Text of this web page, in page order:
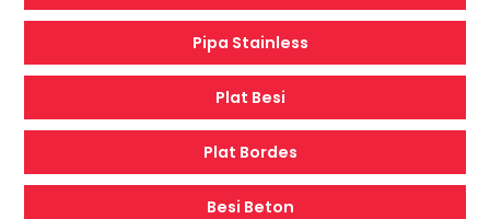
Pipa Stainless
Plat Besi
Plat Bordes
Besi Beton